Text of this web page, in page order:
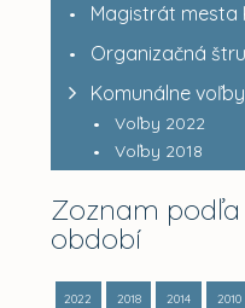
Magistrát mesta
Organizačná
Komunálne voľby
Voľby 2022
Voľby 2018
Zoznam
období
2022
2018
2014
2010